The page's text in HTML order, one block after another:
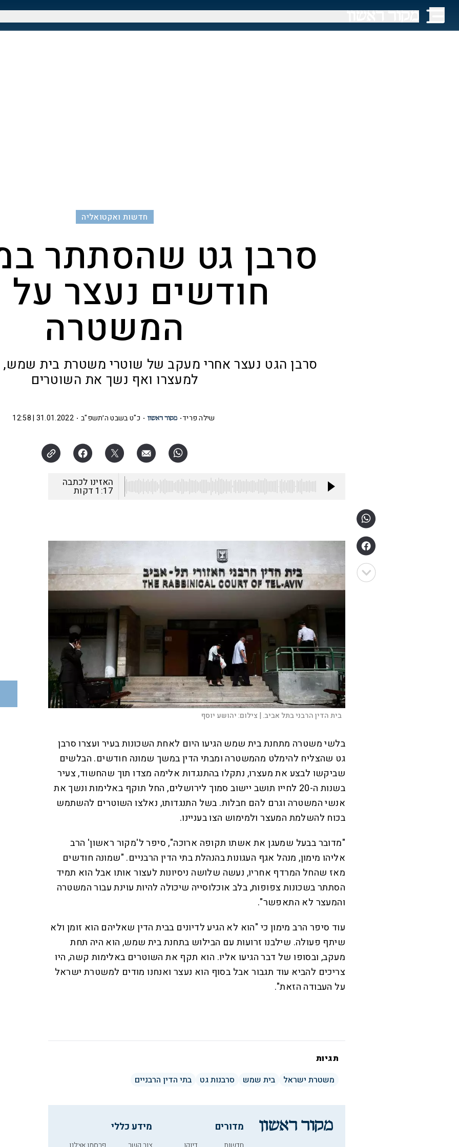
חדשות ואקטואליה
חודשים נעצר על
המשטרה
סרבן הגט נעצר אחרי מעקב של שוטרי משטרת בית שמש,
למעצרו ואף נשך את השוטרים
שילה פריד כ"ט בשבט ה׳תשפ"ב 31.01.2022 | 12:58
האזינו לכתבה
1:17 דקות
בית הדין הרבני בתל אביב. | צילום:יהושע יוסף
בלשי משטרה מתחנת בית שמש הגיעו היום לאחת השכונות בעיר ועצרו סרבן
גט שהצליח להימלט מהמשטרה ומבתי הדין במשך שמונה חודשים. הבלשים
שביקשו לבצע את מעצרו, נתקלו בהתנגדות אלימה מצדו תוך שהחשוד, צעיר
בשנות ה-20 לחייו תושב יישוב סמוך לירושלים, החל תוקף באלימות ונשך את
אנשי המשטרה וגרם להם חבלות. בשל התנגדותו, נאלצו השוטרים להשתמש
בכוח להשלמת המעצר ולמימוש הצו בעניינו.
"מדובר בבעל שמעגן את אשתו תקופה ארוכה", סיפר ל'מקור ראשון' הרב
אליהו מימון, מנהל אגף העגונות בהנהלת בתי הדין הרבניים. "שמונה חודשים
מאז שהחל המרדף אחריו, נעשה שלושה ניסיונות לעצור אותו אבל הוא תמיד
הסתתר בשכונות צפופות, בלב אוכלוסייה שיכולה להיות עוינת עבור המשטרה
והמעצר לא התאפשר".
עוד סיפר הרב מימון כי "הוא לא הגיע לדיונים בבית הדין שאליהם הוא זומן ולא
שיתף פעולה. שילבנו זרועות עם הבילוש בתחנת בית שמש, הוא היה תחת
מעקב, ובסופו של דבר הגיעו אליו. הוא תקף את השוטרים באלימות קשה, היו
צריכים להביא עוד תגבור אבל בסוף הוא נעצר ואנחנו מודים למשטרת ישראל
על העבודה הזאת".
תגיות
משטרת ישראל
בית שמש סרבנות גט בתי הדין הרבניים
מדורים מידע כללי